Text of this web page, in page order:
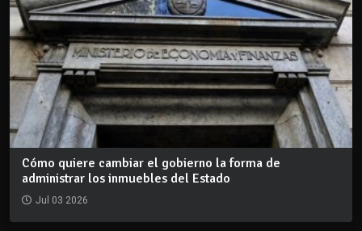
Cómo quiere cambiar el gobierno la forma de
administrar los inmuebles del Estado
Jul 03 2026